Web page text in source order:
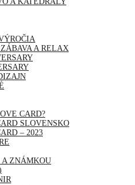
A RELAX
CARD?
SLOVENSKO
– 2023
A ZNÁMKOU